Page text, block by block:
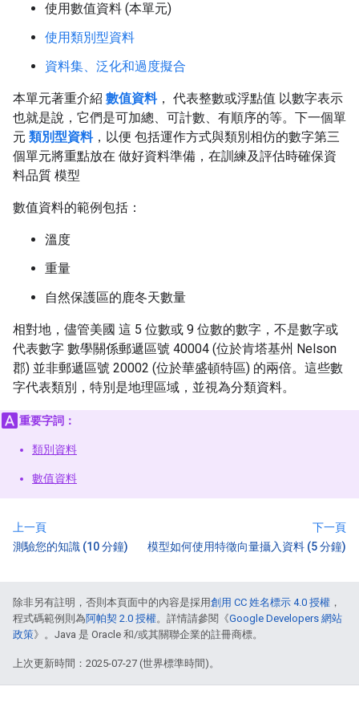
使用數值資料 (本單元)
使用類別型資料
資料集、泛化和過度擬合
本單元著重介紹 數值資料， 代表整數或浮點值 以數字表示
也就是說，它們是可加總、可計數、有順序的等。下一個單
元 類別型資料，以便 包括運作方式與類別相仿的數字第三
個單元將重點放在 做好資料準備，在訓練及評估時確保資
料品質 模型
數值資料的範例包括：
溫度
重量
自然保護區的鹿冬天數量
相對地，儘管美國 這 5 位數或 9 位數的數字，不是數字或
代表數字 數學關係郵遞區號 40004 (位於肯塔基州 Nelson
郡) 並非郵遞區號 20002 (位於華盛頓特區) 的兩倍。這些數
字代表類別，特別是地理區域，並視為分類資料。
重要字詞：
類別資料
數值資料
上一頁
測驗您的知識 (10 分鐘)
下一頁
模型如何使用特徵向量攝入資料 (5 分鐘)
除非另有註明，否則本頁面中的內容是採用創用 CC 姓名標示 4.0 授權 ，
程式碼範例則為阿帕契 2.0 授權。詳情請參閱《Google Developers 網站
政策》。Java 是 Oracle 和/或其關聯企業的註冊商標。
上次更新時間：2025-07-27 (世界標準時間)。